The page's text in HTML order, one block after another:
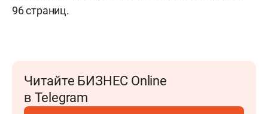
96 страниц.
Читайте БИЗНЕС Online
в Telegram